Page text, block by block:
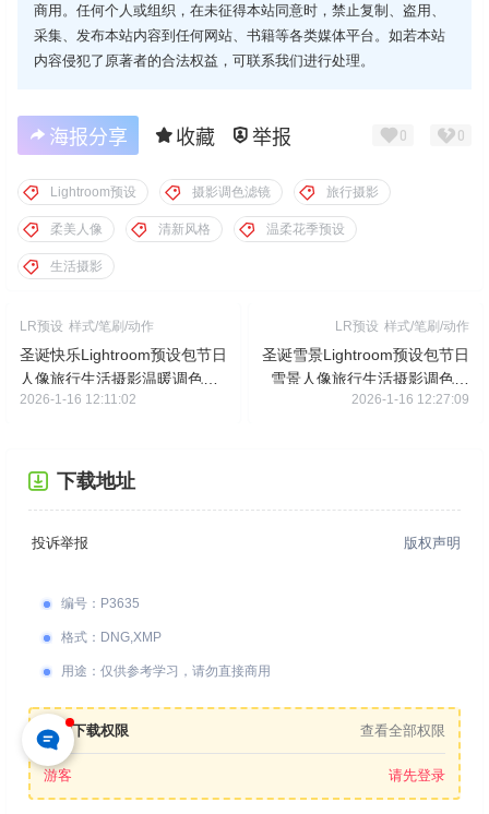
商用。任何个人或组织，在未征得本站同意时，禁止复制、盗用、
采集、发布本站内容到任何网站、书籍等各类媒体平台。如若本站
内容侵犯了原著者的合法权益，可联系我们进行处理。
海报分享 收藏 举报 0 0
Lightroom预设 摄影调色滤镜 旅行摄影
柔美人像 清新风格 温柔花季预设
生活摄影
LR预设 样式/笔刷/动作
圣诞快乐Lightroom预设包节日
人像旅行生活摄影温暖调色滤
镜
2026-1-16 12:11:02
LR预设 样式/笔刷/动作
圣诞雪景Lightroom预设包节日
雪景人像旅行生活摄影调色滤
镜
2026-1-16 12:27:09
下载地址
投诉举报 版权声明
编号 ： P3635
格式 ： DNG,XMP
用途 ： 仅供参考学习，请勿直接商用
您的下载权限 查看全部权限
游客 请先登录